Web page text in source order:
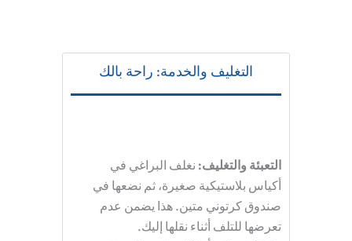
التغليف والخدمة: راحة بالك
التعبئة والتغليف: نغلف البراغي في
أكياس بلاستيكية صغيرة، ثم نضعها في
صندوق كرتوني متين. هذا يضمن عدم
تعرضها للتلف أثناء نقلها إليك.